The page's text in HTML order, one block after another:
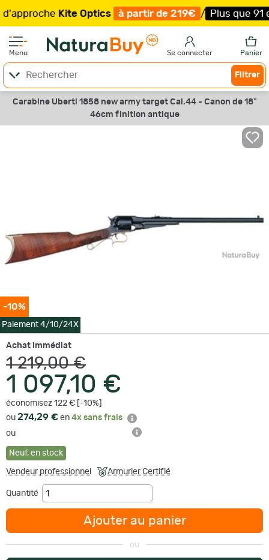
Kite Optics à partir de 219€ / Plus que 91
Menu Se connecter Panier
Filtrer
Carabine Uberti 1858 new army target Cal.44 - Canon de 18"
46cm finition antique
-10%
Paiement 4/10/24X
Achat immédiat
1 219,00 €
1 097,10 €
économisez 122 € [-10%]
ou 274,29 € en 4x sans frais
ou
Neuf, en stock
Vendeur professionnel Armurier Certifié
Quantité
Ajouter au panier
ou